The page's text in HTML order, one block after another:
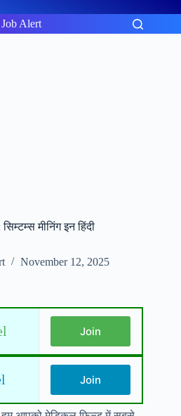
Alert
मीनिंग इन हिंदी
November 12, 2025
Join
Join